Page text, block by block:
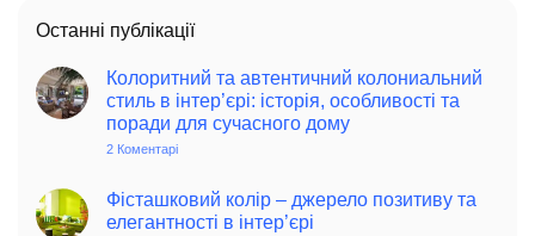
Останні публікації
Колоритний та автентичний колониальний
стиль в інтер’єрі: історія, особливості та
поради для сучасного дому
2 Коментарі
автентичний
колониальний
стиль
Фісташковий колір – джерело позитиву та
елегантності в інтер’єрі